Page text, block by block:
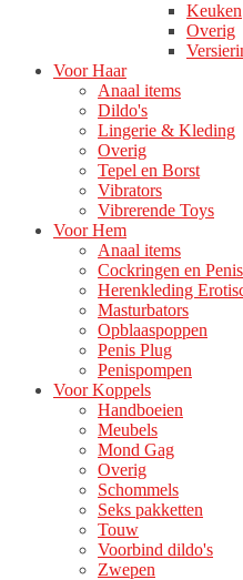
Keuken
Overig
Voor Haar
Anaal items
Dildo's
Lingerie & Kleding
Overig
Tepel en Borst
Vibrators
Vibrerende Toys
Voor Hem
Anaal items
Cockringen en
Herenkleding
Masturbators
Opblaaspoppen
Penis Plug
Penispompen
Voor Koppels
Handboeien
Meubels
Mond Gag
Overig
Schommels
Seks pakketten
Touw
Voorbind dildo's
Zwepen